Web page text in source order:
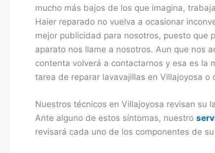
mucho más bajos de los que imagina,
Haier reparado no vuelva a ocasionar
mejor publicidad para nosotros, puesto que
aparato nos llame a nosotros. Aun que nos
contenta volverá a contactarnos y esa es la
tarea de reparar lavavajillas en Villajoyosa o
Nuestros técnicos en Villajoyosa revisan su
Ante alguno de estos síntomas, nuestro
revisará cada uno de los componentes de